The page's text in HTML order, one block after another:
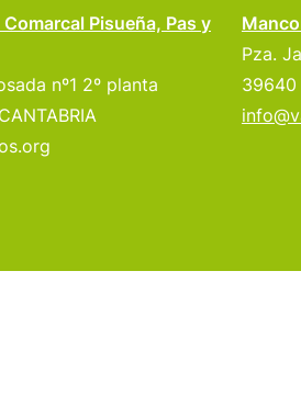
Pisueña, Pas y
nº1 2º planta
Pza.
39640